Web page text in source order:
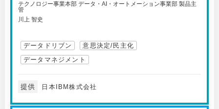
テクノロジー事業本部 データ・AI・オートメーション事業部 製品主
管
川上 智史
データドリブン
意思決定/民主化
データマネジメント
提供 日本IBM株式会社